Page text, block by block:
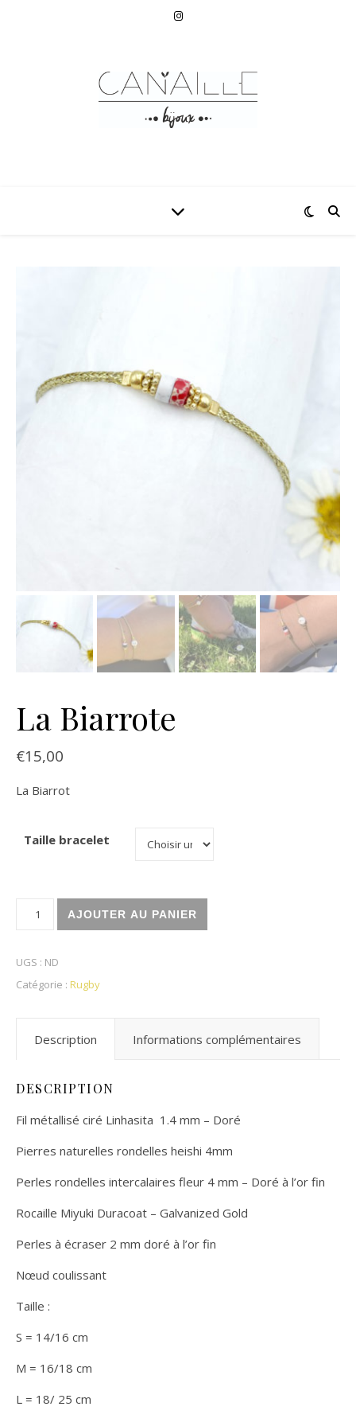
La Biarrote
€15,00
La Biarrot
Taille bracelet
quantité de La Biarrote
AJOUTER AU PANIER
UGS : ND
Catégorie : Rugby
Description Informations complémentaires
DESCRIPTION
Fil métallisé ciré Linhasita 1.4 mm – Doré
Pierres naturelles rondelles heishi 4mm
Perles rondelles intercalaires fleur 4 mm – Doré à l’or fin
Rocaille Miyuki Duracoat – Galvanized Gold
Perles à écraser 2 mm doré à l’or fin
Nœud coulissant
Taille :
S = 14/16 cm
M = 16/18 cm
L = 18/ 25 cm